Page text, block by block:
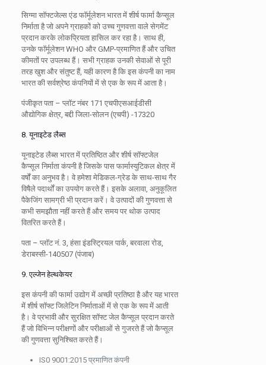
सिग्मा सॉफ्टजेल्स एंड फॉर्मूलेशन भारत में शीर्ष फार्मा कैप्सूल
निर्माता है जो अपने ग्राहकों को उच्च गुणवत्ता वाले सेगमेंट
प्रदान करके लोकप्रियता हासिल कर रहा है। साथ ही,
उनके फॉर्मूलेशन WHO और GMP-प्रमाणित हैं और उचित
कीमतों पर उपलब्ध हैं। सभी ग्राहक उनकी सेवाओं से पूरी
तरह खुश और संतुष्ट हैं, यही कारण है कि इस कंपनी का नाम
भारत की सर्वश्रेष्ठ कंपनियों में से एक के रूप में आता है।
पंजीकृत पता – प्लॉट नंबर 171 एचपीएसआईडीसी
औद्योगिक क्षेत्र, बद्दी जिला-सोलन (एचपी) -17320
8. यूनाइटेड लैब्स
यूनाइटेड लैब्स भारत में प्रतिष्ठित और शीर्ष सॉफ्टजेल
कैप्सूल निर्माता कंपनी है जिसके पास फार्मास्युटिकल क्षेत्र में
वर्षों का अनुभव है। वे हमेशा मेडिकल-ग्रेड के साथ-साथ गैर
विषैले पदार्थों का उपयोग करते हैं। इसके अलावा, अनुकूलित
पैकेजिंग सामग्री भी प्रदान करें। वे उत्पादों की गुणवत्ता से
कभी समझौता नहीं करते हैं और समय पर थोक उत्पाद
वितरित करते हैं।
पता– प्लॉट नं. 3, हंसा इंडस्ट्रियल पार्क, बरवाला रोड,
डेराबस्सी-140507 (पंजाब)
9. एल्जेन हेल्थकेयर
इस कंपनी की फार्मा उद्योग में अच्छी प्रतिष्ठा है और यह भारत
में शीर्ष सॉफ्ट जिलेटिन निर्माताओं में से एक के रूप में आती
है। वे प्रभावी और सुरक्षित सॉफ्ट जेल कैप्सूल प्रदान करते
हैं जो विभिन्न परीक्षणों और परीक्षाओं से गुजरते हैं जो कैप्सूल
की गुणवत्ता सुनिश्चित करते हैं।
IS0 9001:2015 प्रमाणित कंपनी